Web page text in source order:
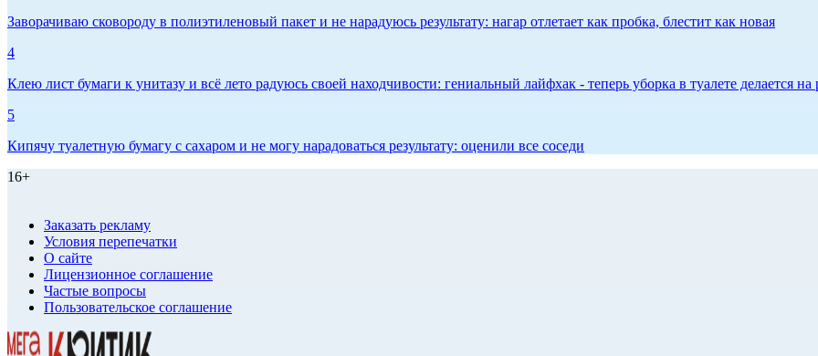
Заворачиваю сковороду в полиэтиленовый пакет и не нарадуюсь результату: нагар отлетает как пробка, блестит как новая
4
Клею лист бумаги к унитазу и всё лето радуюсь своей находчивости: гениальный лайфхак - теперь уборка в туалете делается на
5
Кипячу туалетную бумагу с сахаром и не могу нарадоваться результату: оценили все соседи
16+
Заказать рекламу
Условия перепечатки
О сайте
Лицензионное соглашение
Частые вопросы
Пользовательское соглашение